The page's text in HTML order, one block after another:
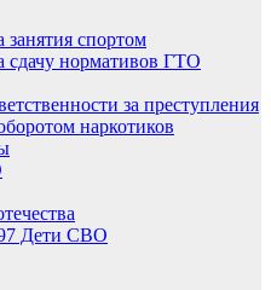
спортом
сдачу нормативов ГТО
за преступления
наркотиков
Дети СВО